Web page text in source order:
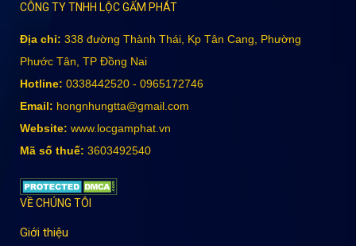
CÔNG TY TNHH LỘC GẤM PHÁT
Địa chỉ: 338 đường Thành Thái, Kp Tân Cang, Phường
Phước Tân, TP Đồng Nai
Hotline: 0338442520 - 0965172746
Email: hongnhungtta@gmail.com
Website: www.locgamphat.vn
Mã số thuế: 3603492540
VỀ CHÚNG TÔI
Giới thiệu